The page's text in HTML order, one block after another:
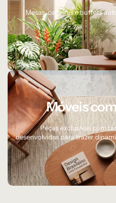
Mesas, cadeiras e buffets
Móveis
Peças exclusivas com
desenvolvidas para trazer